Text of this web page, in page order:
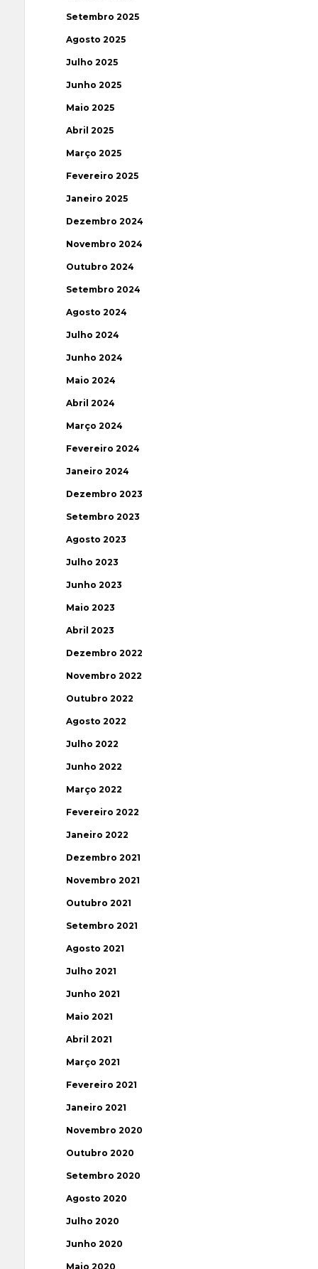
Setembro 2025
Agosto 2025
Julho 2025
Junho 2025
Maio 2025
Abril 2025
Março 2025
Fevereiro 2025
Janeiro 2025
Dezembro 2024
Novembro 2024
Outubro 2024
Setembro 2024
Agosto 2024
Julho 2024
Junho 2024
Maio 2024
Abril 2024
Março 2024
Fevereiro 2024
Janeiro 2024
Dezembro 2023
Setembro 2023
Agosto 2023
Julho 2023
Junho 2023
Maio 2023
Abril 2023
Dezembro 2022
Novembro 2022
Outubro 2022
Agosto 2022
Julho 2022
Junho 2022
Março 2022
Fevereiro 2022
Janeiro 2022
Dezembro 2021
Novembro 2021
Outubro 2021
Setembro 2021
Agosto 2021
Julho 2021
Junho 2021
Maio 2021
Abril 2021
Março 2021
Fevereiro 2021
Janeiro 2021
Novembro 2020
Outubro 2020
Setembro 2020
Agosto 2020
Julho 2020
Junho 2020
Maio 2020